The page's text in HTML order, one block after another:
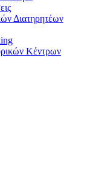
Διατηρητέων
Κέντρων